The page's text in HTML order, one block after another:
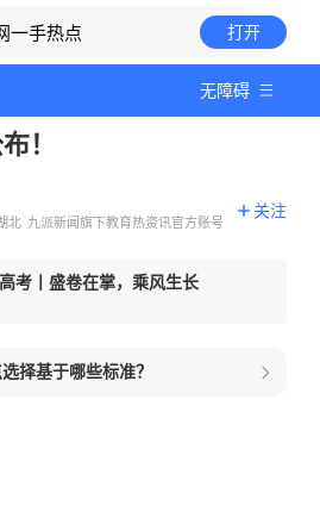
一手热点 打开
无障碍
！
北 九派新闻旗下教育热资讯官方账号
关注
考丨盛卷在掌，乘风生长
择基于哪些标准？